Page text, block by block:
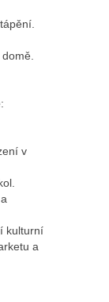
v
kulturní
a